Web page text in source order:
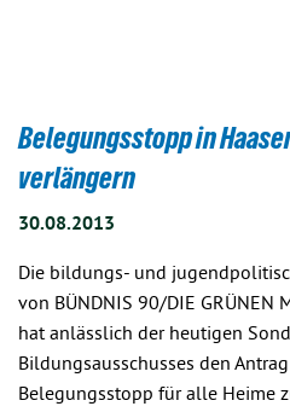
Belegungsstopp in
verlängern
30.08.2013
Die bildungs- und
von BÜNDNIS 90/DIE GRÜNEN
hat anlässlich der heutigen
Bildungsausschusses den
Belegungsstopp für alle Heime